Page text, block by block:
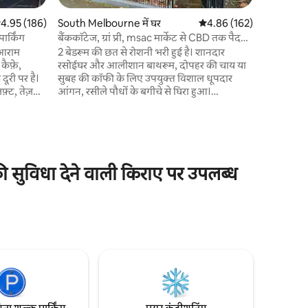
रेटिंग 5 में से 4.95, 186 समीक्षाएँ
4.95 (186)
कैफ़े,
पर है।
तेज़
वालों
South Melbourne में घर औसत रेटिंग 5 में से 4.86,
4.86 (162)
बैंककॉटेज, ग्रां प्री, msac मार्केट से CBD तक पैदल
सैर
2 बेडरूम की छत से रोशनी भरी हुई है। शानदार
रसोईघर और आलीशान बाथरूम, दोपहर की चाय या
सुबह की कॉफी के लिए उपयुक्त विशाल धूपदार
आंगन, रसीले पौधों के बगीचे से घिरा हुआ।
आदर्श स्थान, सामने मुफ्त पार्किंग की सुविधा। ग्रैंड
प्रिक्स, सीबीडी और साउथ मेलबर्न मार्केट तक पैदल
देने वाली किराए पर उपलब्ध